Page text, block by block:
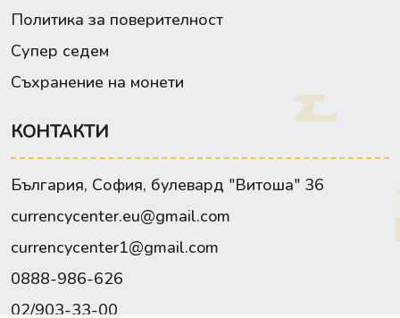
Политика за поверителност
Супер седем
Съхранение на монети
КОНТАКТИ
България, София, булевард "Витоша" 36
currencycenter.eu@gmail.com
currencycenter1@gmail.com
0888-986-626
02/903-33-00